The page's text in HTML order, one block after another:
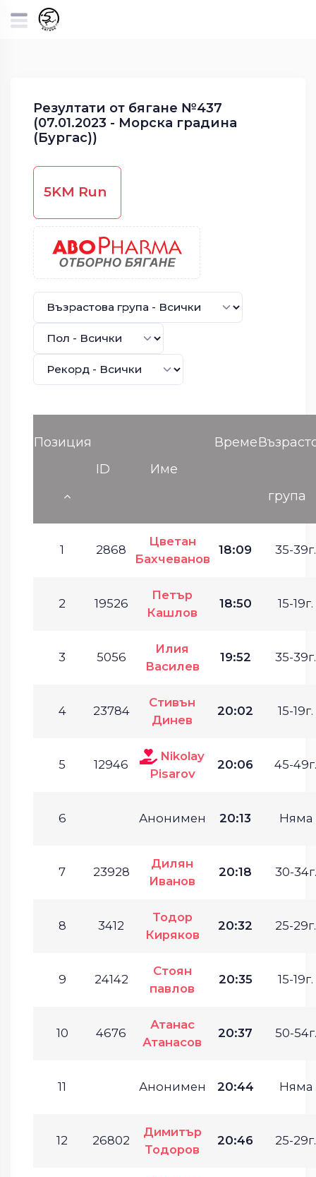
Резултати от бягане №437
(07.01.2023 - Морска градина
(Бургас))
5KM Run
Позиция
ID
Име
Време
група
1 2868
Цветан
Бахчеванов
18:09 35-39г.
2 19526
Петър
Кашлов
18:50 15-19г.
3 5056
Илия
Василев
19:52 35-39г.
4 23784
Стивън
Динев
20:02 15-19г.
5 12946
Nikolay
Pisarov
20:06 45-49г.
6 Анонимен 20:13 Няма
7 23928
Дилян
Иванов
20:18 30-34г.
8 3412
Тодор
Киряков
20:32 25-29г.
9 24142
Стоян
павлов
20:35 15-19г.
10 4676
Атанас
Атанасов
20:37 50-54г.
11 Анонимен 20:44 Няма
12 26802
Димитър
Тодоров
20:46 25-29г.